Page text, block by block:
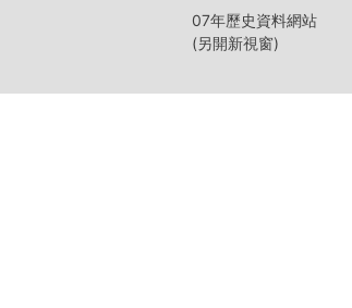
07年歷史資料網站
(另開新視窗)